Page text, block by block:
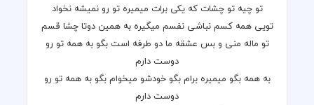
تو چیه تو چشات که یکی برات میمیره تو رو نمیشه نخواد
تویی همه کسم نباشی نفسم میگیره به همین دوتا چشا قسم
تو ماله منی و بس عشقه ما دو طرفه است بگو به همه تو رو
دوست دارم
به همه بگو میمیره برام بگو خودشو میخوام بگو به همه تو رو
دوست دارم